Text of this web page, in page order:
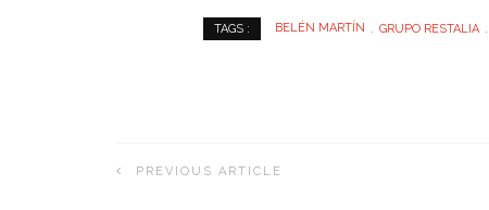
TAGS : BELÉN MARTÍN GRUPO RESTALIA
PREVIOUS ARTICLE